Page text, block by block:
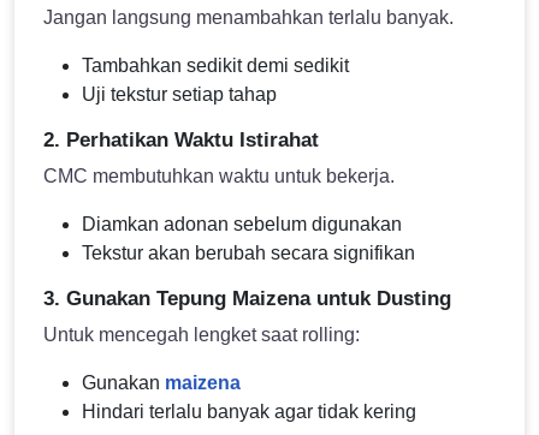
Jangan langsung menambahkan terlalu banyak.
Tambahkan sedikit demi sedikit
Uji tekstur setiap tahap
2. Perhatikan Waktu Istirahat
CMC membutuhkan waktu untuk bekerja.
Diamkan adonan sebelum digunakan
Tekstur akan berubah secara signifikan
3. Gunakan Tepung Maizena untuk Dusting
Untuk mencegah lengket saat rolling:
Gunakan maizena
Hindari terlalu banyak agar tidak kering